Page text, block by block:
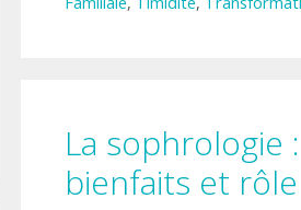
La sophrologie
bienfaits et